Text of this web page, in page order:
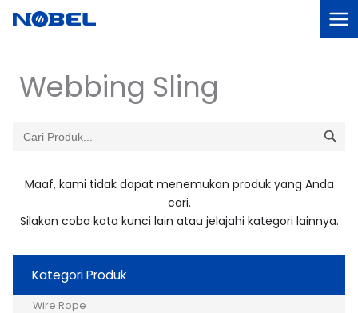
Webbing Sling
Kategori Produk
Wire Rope
for:
Maaf, kami tidak dapat menemukan produk yang Anda
cari.
Silakan coba kata kunci lain atau jelajahi kategori lainnya.